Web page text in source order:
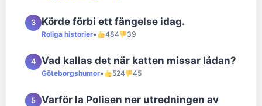
3 Körde förbi ett fängelse idag.
Roliga historier• 484 39
4 Vad kallas det när katten missar lådan?
Göteborgshumor• 524 45
5
Varför la Polisen ner utredningen av